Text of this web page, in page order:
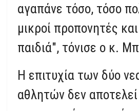
αγαπάνε τόσο, τόσο
μικροί προπονητές
παιδιά", τόνισε ο κ.
Η επιτυχία των δύο
αθλητών δεν